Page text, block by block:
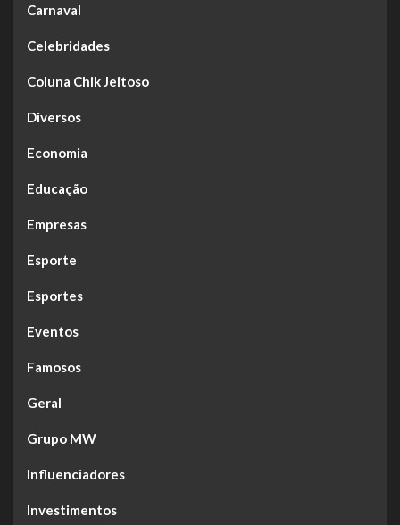
Carnaval
Celebridades
Coluna Chik Jeitoso
Diversos
Economia
Educação
Empresas
Esporte
Esportes
Eventos
Famosos
Geral
Grupo MW
Influenciadores
Investimentos